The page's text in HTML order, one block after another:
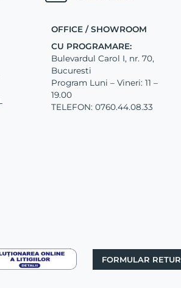
OFFICE / SHOWROOM
CU PROGRAMARE:
Bulevardul Carol I, nr. 70,
Bucuresti
Program Luni – Vineri: 11 –
19.00
TELEFON: 0760.44.08.33
FORMULAR RETUR